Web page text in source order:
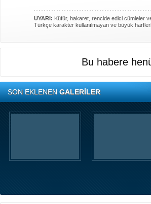
UYARI: Küfür, hakaret, rencide edici cümleler
Türkçe karakter kullanılmayan ve büyük
Bu habere
SON EKLENENGALERİLER